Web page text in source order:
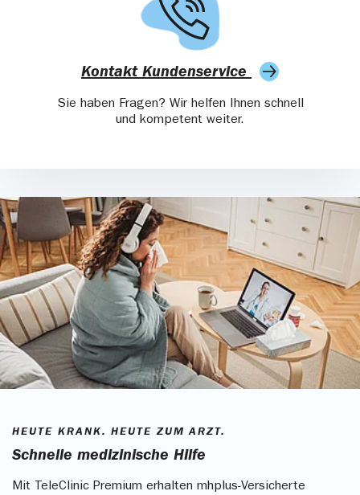
Kontakt Kundenservice
Sie haben Fragen? Wir helfen Ihnen schnell
und kompetent weiter.
HEUTE KRANK. HEUTE ZUM ARZT.
Schnelle medizinische Hilfe
Mit TeleClinic Premium erhalten mhplus-Versicherte